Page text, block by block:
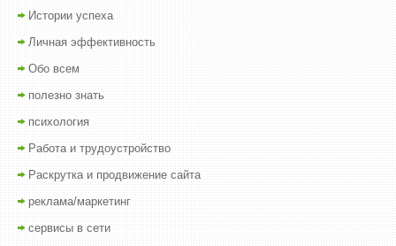
Истории успеха
Личная эффективность
Обо всем
полезно знать
психология
Работа и трудоустройство
Раскрутка и продвижение сайта
реклама/маркетинг
сервисы в сети